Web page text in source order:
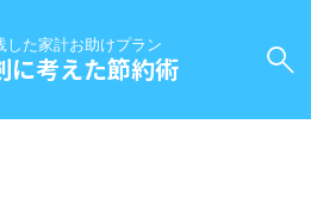
した家計お助けプラン
に考えた節約術